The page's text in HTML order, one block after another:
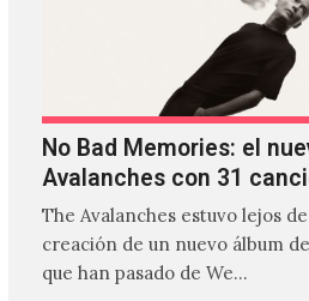
No Bad Memories: el
Avalanches con 31
The Avalanches estuvo lejos
creación de un nuevo álbum
que han pasado de We…